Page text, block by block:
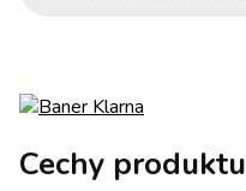
Cechy produktu